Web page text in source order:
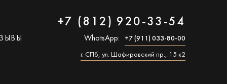
+7 (812) 920-33-54
WhatsApp: +7 (911) 033-80-00
г. СПб, ул. Шафировский пр., 15 к2